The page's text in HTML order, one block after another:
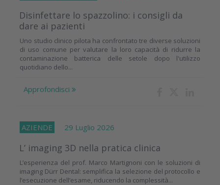
Disinfettare lo spazzolino: i consigli da
dare ai pazienti
Uno studio clinico pilota ha confrontato tre diverse soluzioni
di uso comune per valutare la loro capacità di ridurre la
contaminazione batterica delle setole dopo l'utilizzo
quotidiano dello...
Approfondisci
AZIENDE 29 Luglio 2026
L’ imaging 3D nella pratica clinica
L’esperienza del prof. Marco Martignoni con le soluzioni di
imaging Dürr Dental: semplifica la selezione del protocollo e
l’esecuzione dell’esame, riducendo la complessità...